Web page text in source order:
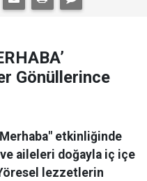
Gönüllerince
etkinliğinde
aileleri doğayla iç içe
lezzetlerin